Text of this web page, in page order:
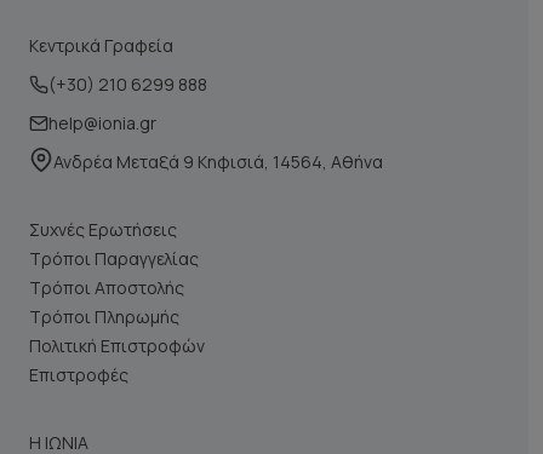
Κεντρικά Γραφεία
(+30) 210 6299 888
help@ionia.gr
Ανδρέα Μεταξά 9 Κηφισιά, 14564, Αθήνα
Συχνές Ερωτήσεις
Τρόποι Παραγγελίας
Τρόποι Αποστολής
Τρόποι Πληρωμής
Πολιτική Επιστροφών
Επιστροφές
Η ΙΩΝΙΑ